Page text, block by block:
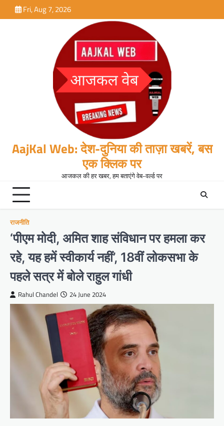
to
Fri, Aug 7, 2026
AajKal Web: देश-दुनिया की ताज़ा खबरें, बस
एक क्लिक पर
आजकल की हर खबर, हम बताएंगे वेब-वर्ल्ड पर
राजनीति
‘पीएम मोदी, अमित शाह संविधान पर हमला कर
रहे, यह हमें स्वीकार्य नहीं’, 18वीं लोकसभा के
पहले सत्र में बोले राहुल गांधी
Rahul Chandel 24 June 2024